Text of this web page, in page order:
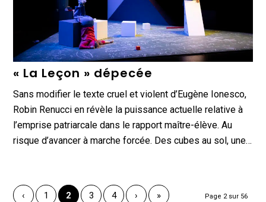
« La Leçon » dépecée
Sans modifier le texte cruel et violent d’Eugène Ionesco,
Robin Renucci en révèle la puissance actuelle relative à
l’emprise patriarcale dans le rapport maître-élève. Au
risque d’avancer à marche forcée. Des cubes au sol, une…
Page 2 sur 56
‹ 1 2 3 4 › »